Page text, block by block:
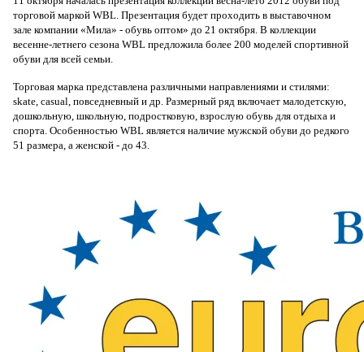
торговой маркой WBL. Презентация будет проходить в выставочном
зале компании «Мила» - обувь оптом» до 21 октября. В коллекции
весенне-летнего сезона WBL предложила более 200 моделей спортивной
обуви для всей семьи.
Торговая марка представлена различными направлениями и стилями:
skate, casual, повседневный и др. Размерный ряд включает малодетскую,
дошкольную, школьную, подростковую, взрослую обувь для отдыха и
спорта. Особенностью WBL является наличие мужской обуви до редкого
51 размера, а женской - до 43.